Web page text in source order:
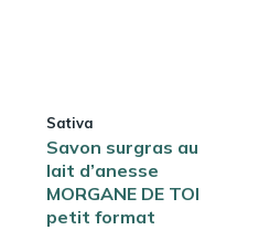
Sativa
Savon surgras au
lait d’anesse
MORGANE DE TOI
petit format